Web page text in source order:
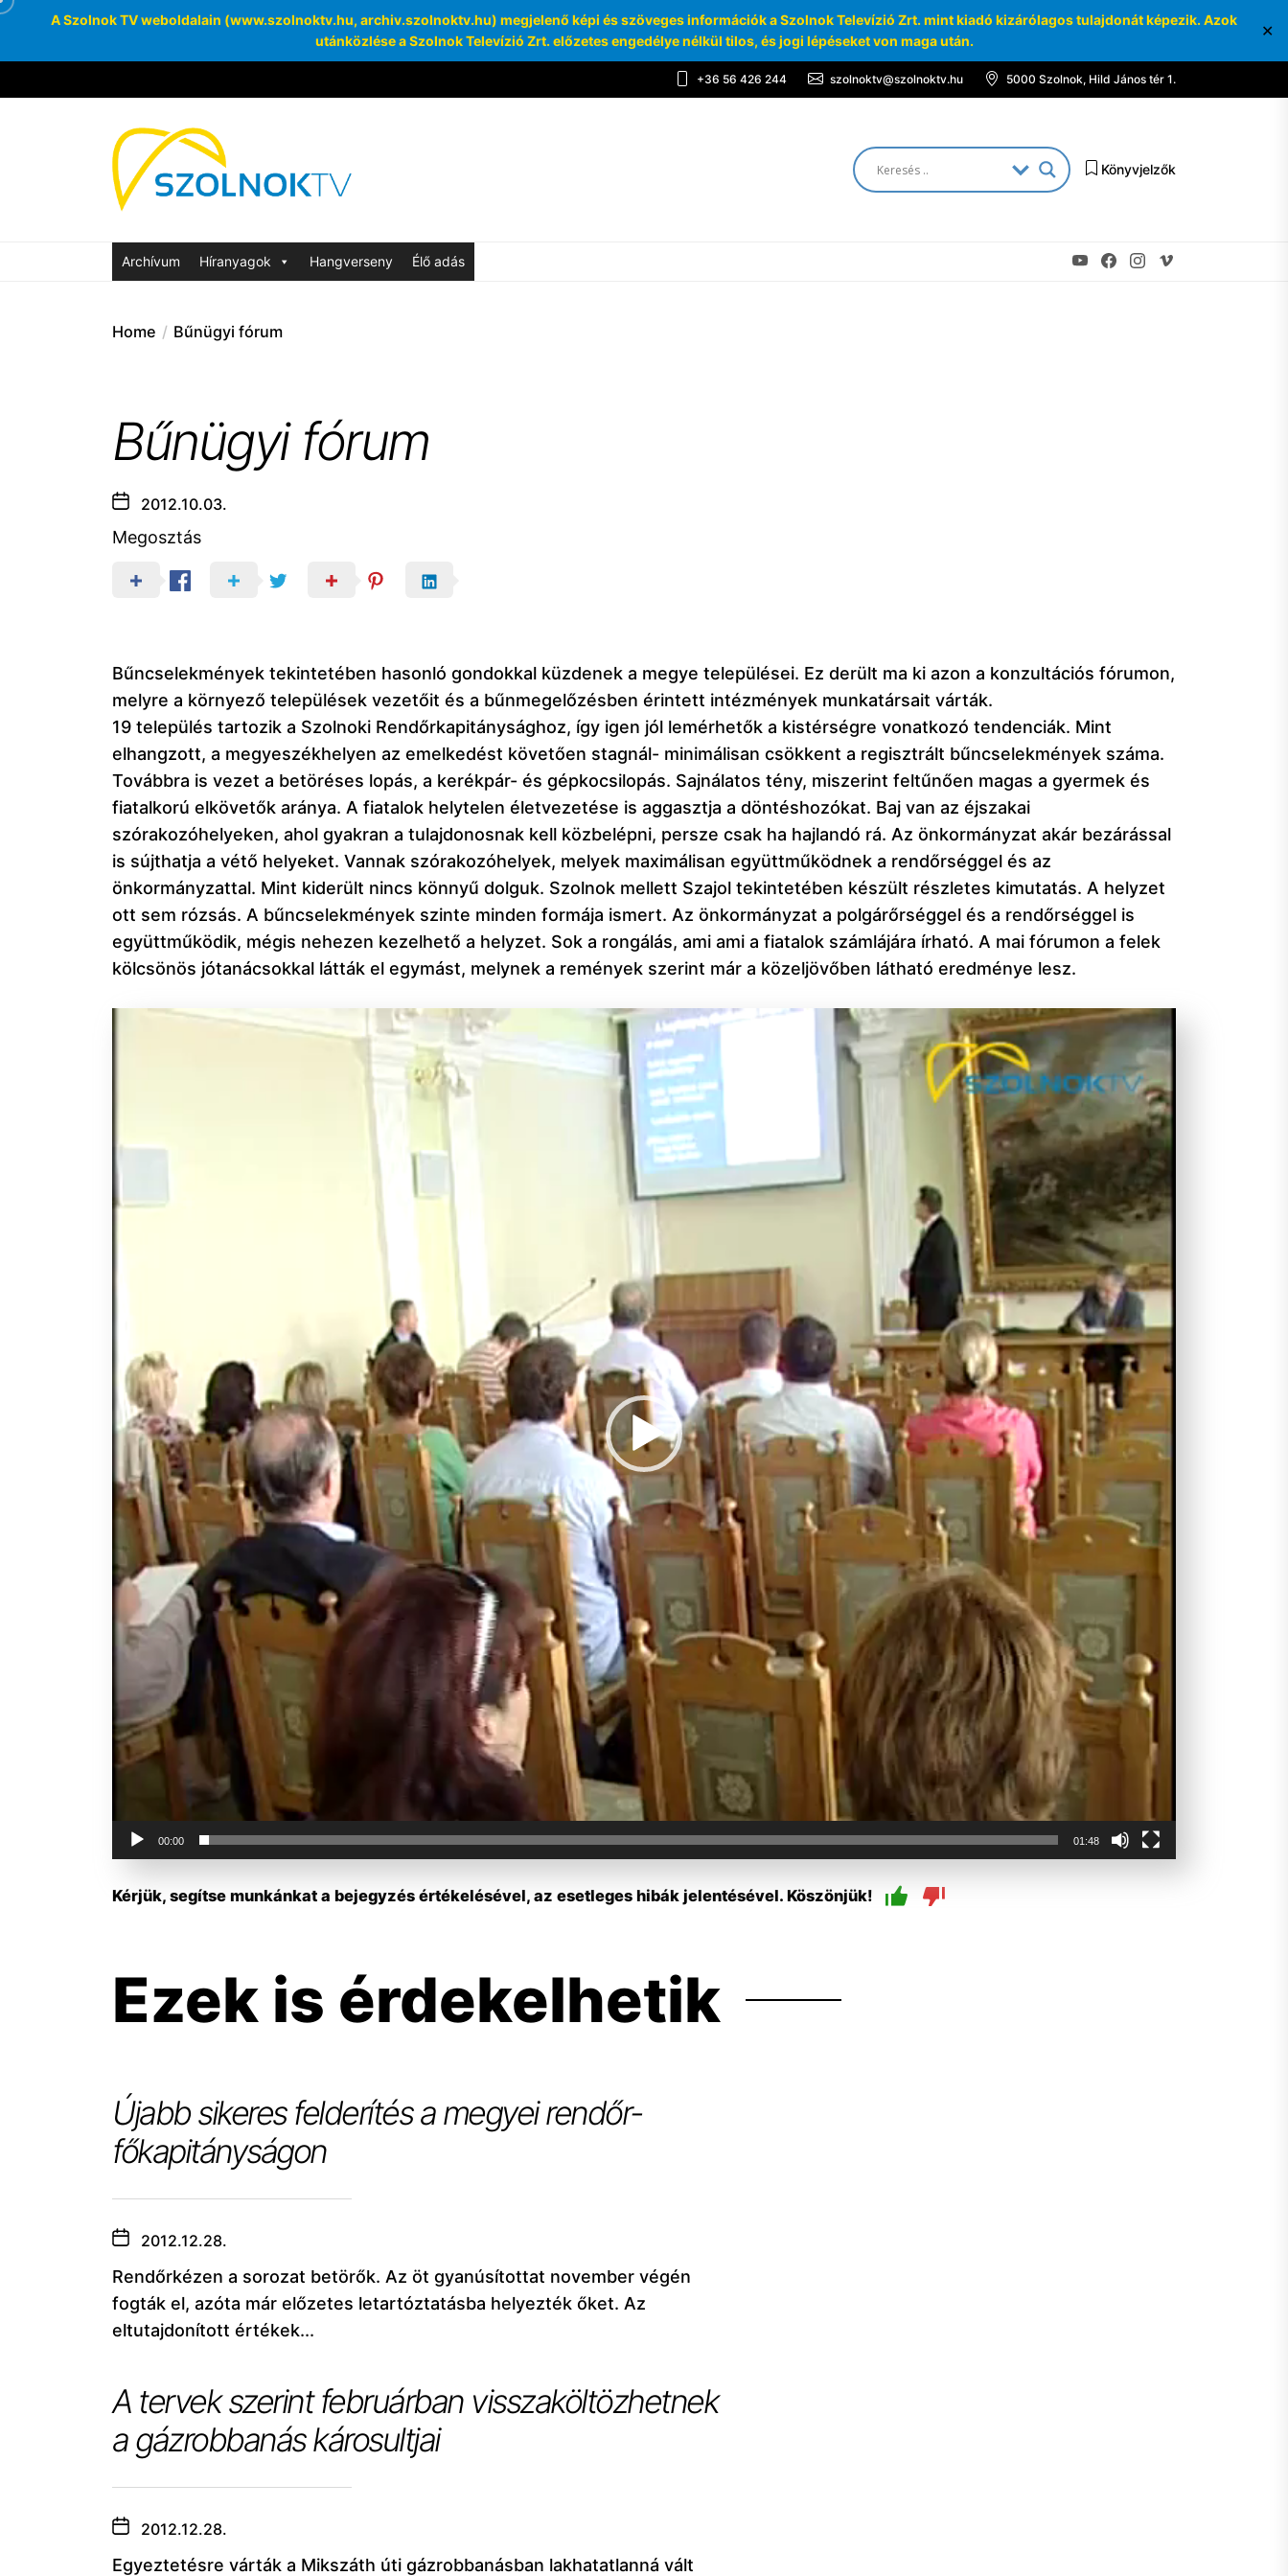
A Szolnok TV weboldalain (www.szolnoktv.hu, archiv.szolnoktv.hu) megjelenő képi és szöveges információk a Szolnok Televízió Zrt. mint kiadó kizárólagos tulajdonát képezik. Azok
utánközlése a Szolnok Televízió Zrt. előzetes engedélye nélkül tilos, és jogi lépéseket von maga után.
✕
to
+36 56 426 244 szolnoktv@szolnoktv.hu 5000 Szolnok, Hild János tér 1.
SzolnokTV Archívum
Könyvjelzők
Archívum Híranyagok Hangverseny Élő adás YoutubeFacebook
Instagram
Vimeo
Home Bűnügyi fórum
Bűnügyi fórum
2012.10.03.
Megosztás
Bűncselekmények tekintetében hasonló gondokkal küzdenek a megye települései. Ez derült ma ki azon a konzultációs fórumon,
melyre a környező települések vezetőit és a bűnmegelőzésben érintett intézmények munkatársait várták.
19 település tartozik a Szolnoki Rendőrkapitánysághoz, így igen jól lemérhetők a kistérségre vonatkozó tendenciák. Mint
elhangzott, a megyeszékhelyen az emelkedést követően stagnál- minimálisan csökkent a regisztrált bűncselekmények száma.
Továbbra is vezet a betöréses lopás, a kerékpár- és gépkocsilopás. Sajnálatos tény, miszerint feltűnően magas a gyermek és
fiatalkorú elkövetők aránya. A fiatalok helytelen életvezetése is aggasztja a döntéshozókat. Baj van az éjszakai
szórakozóhelyeken, ahol gyakran a tulajdonosnak kell közbelépni, persze csak ha hajlandó rá. Az önkormányzat akár bezárással
is sújthatja a vétő helyeket. Vannak szórakozóhelyek, melyek maximálisan együttműködnek a rendőrséggel és az
önkormányzattal. Mint kiderült nincs könnyű dolguk. Szolnok mellett Szajol tekintetében készült részletes kimutatás. A helyzet
ott sem rózsás. A bűncselekmények szinte minden formája ismert. Az önkormányzat a polgárőrséggel és a rendőrséggel is
együttműködik, mégis nehezen kezelhető a helyzet. Sok a rongálás, ami ami a fiatalok számlájára írható. A mai fórumon a felek
kölcsönös jótanácsokkal látták el egymást, melynek a remények szerint már a közeljövőben látható eredménye lesz.
Videólejátszó
00:00 01:48
Kérjük, segítse munkánkat a bejegyzés értékelésével, az esetleges hibák jelentésével. Köszönjük!
Ezek is érdekelhetik
Újabb sikeres felderítés a megyei rendőr-
főkapitányságon
2012.12.28.
Rendőrkézen a sorozat betörők. Az öt gyanúsítottat november végén
fogták el, azóta már előzetes letartóztatásba helyezték őket. Az
eltutajdonított értékek...
A tervek szerint februárban visszaköltözhetnek
a gázrobbanás károsultjai
2012.12.28.
Egyeztetésre várták a Mikszáth úti gázrobbanásban lakhatatlanná vált